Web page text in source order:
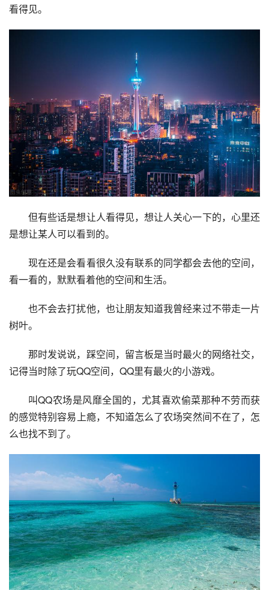
看得见。
但有些话是想让人看得见，想让人关心一下的，心里还
是想让某人可以看到的。
现在还是会看看很久没有联系的同学都会去他的空间，
看一看的，默默看着他的空间和生活。
也不会去打扰他，也让朋友知道我曾经来过不带走一片
树叶。
那时发说说，踩空间，留言板是当时最火的网络社交，
记得当时除了玩QQ空间，QQ里有最火的小游戏。
叫QQ农场是风靡全国的，尤其喜欢偷菜那种不劳而获
的感觉特别容易上瘾，不知道怎么了农场突然间不在了，怎
么也找不到了。